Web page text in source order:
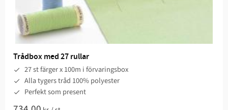
Trådbox med 27 rullar
27 st färger x 100m i förvaringsbox
Alla tygers tråd 100% polyester
Perfekt som present